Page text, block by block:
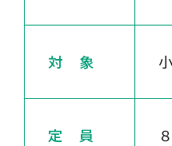
対 象
定 員